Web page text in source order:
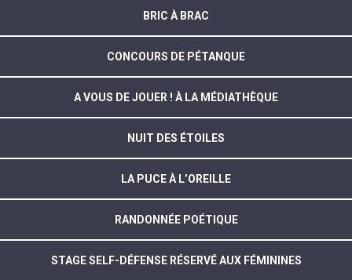
BRIC À BRAC
CONCOURS DE PÉTANQUE
A VOUS DE JOUER ! À LA MÉDIATHÈQUE
NUIT DES ÉTOILES
LA PUCE À L’OREILLE
RANDONNÉE POÉTIQUE
STAGE SELF-DÉFENSE RÉSERVÉ AUX FÉMININES